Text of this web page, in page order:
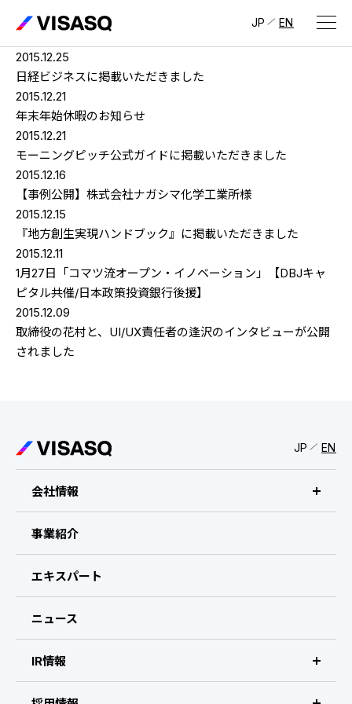
JP EN
会社情報
ビザスクについて
CEOメッセージ
経営メンバー
会社概要・拠点
IR情報
IR情報 トップ
IRライブラリ
IRスケジュール
コーポレート・ガバナンス
ディスクロージャーポリシー
免責事項
採用情報
採用サイト（日本）
新卒採用
2015.12.25
日経ビジネスに掲載いただきました
2015.12.21
年末年始休暇のお知らせ
2015.12.21
モーニングピッチ公式ガイドに掲載いただきました
2015.12.16
【事例公開】株式会社ナガシマ化学工業所様
2015.12.15
『地方創生実現ハンドブック』に掲載いただきました
2015.12.11
1月27日「コマツ流オープン・イノベーション」【DBJキャ
ピタル共催/日本政策投資銀行後援】
2015.12.09
取締役の花村と、UI/UX責任者の逢沢のインタビューが公開
されました
JP EN
会社情報
ビザスクについて
CEOメッセージ
会社概要・拠点
事業紹介
エキスパート
ニュース
IR情報